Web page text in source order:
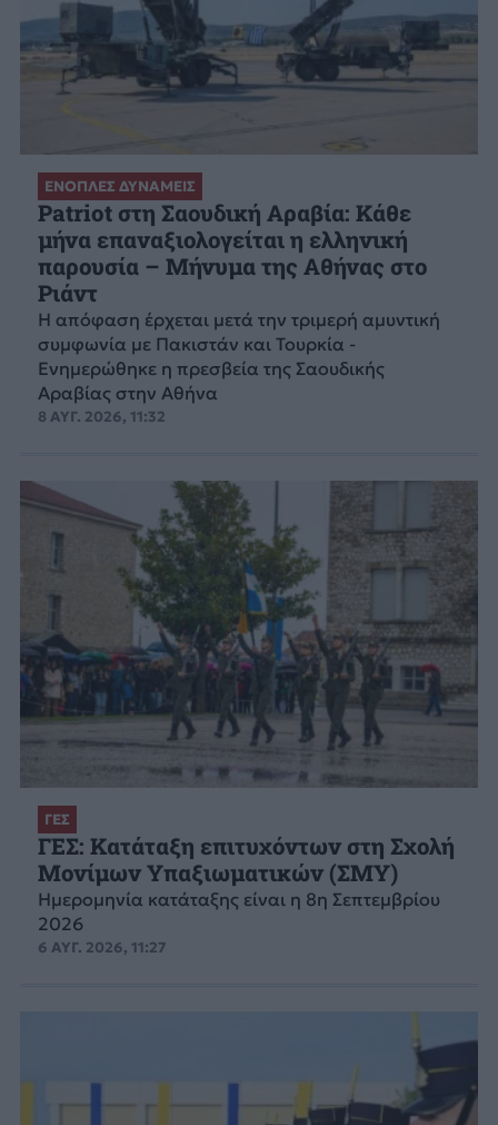
ΕΝΟΠΛΕΣ ΔΥΝΑΜΕΙΣ
Patriot στη Σαουδική Αραβία: Κάθε
μήνα επαναξιολογείται η ελληνική
παρουσία – Μήνυμα της Αθήνας στο
Ριάντ
Η απόφαση έρχεται μετά την τριμερή αμυντική
συμφωνία με Πακιστάν και Τουρκία -
Ενημερώθηκε η πρεσβεία της Σαουδικής
Αραβίας στην Αθήνα
8 ΑΥΓ. 2026, 11:32
ΓΕΣ
ΓΕΣ: Κατάταξη επιτυχόντων στη Σχολή
Μονίμων Υπαξιωματικών (ΣΜΥ)
Ημερομηνία κατάταξης είναι η 8η Σεπτεμβρίου
2026
6 ΑΥΓ. 2026, 11:27